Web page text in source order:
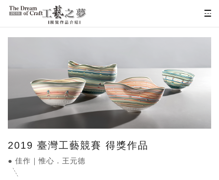
2019 臺灣工藝競賽 得獎作品
● 佳作｜惟心．王元德